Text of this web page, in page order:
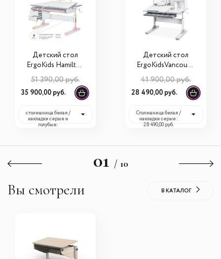
Детский стол
ErgoKids Hamilton
Multicolor + полка
(BD-680 + S-50)
51 390,00 руб.
35 900,00 руб.
столешница белая /
накладки серые и
голубые:
Детский стол
ErgoKidsVancouve
r Multicolor (BD-
620 + полка)
41 900,00 руб.
28 490,00 руб.
Столешница белая /
накладки серые :
28 490,00 руб.
01 / 10
Вы смотрели В КАТАЛОГ